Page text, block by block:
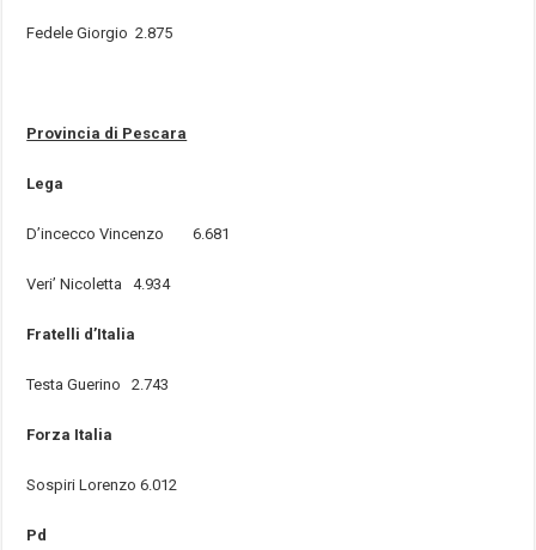
Fedele Giorgio 2.875
Provincia di Pescara
Lega
D’incecco Vincenzo 6.681
Veri’ Nicoletta 4.934
Fratelli d’Italia
Testa Guerino 2.743
Forza Italia
Sospiri Lorenzo 6.012
Pd